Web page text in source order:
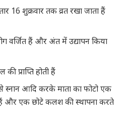
16 शुक्रवार तक व्रत रखा जाता हैं
वर्जित हैं और अंत में उद्यापन किया
प्राप्ति होती हैं
से स्नान आदि करके माता का फोटो एक
और एक छोटे कलश की स्थापना करते